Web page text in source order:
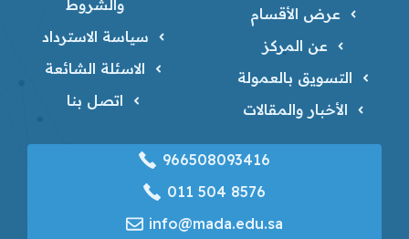
عرض الأقسام
عن المركز
التسويق بالعمولة
الأخبار والمقالات
والشروط
سياسة الاسترداد
الاسئلة الشائعة
اتصل بنا
966508093416
‎011 504 8576
info@mada.edu.sa